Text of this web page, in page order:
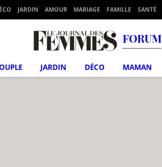
JARDIN AMOUR MARIAGE FAMILLE SANTÉ
FORUM
JARDIN DÉCO MAMAN